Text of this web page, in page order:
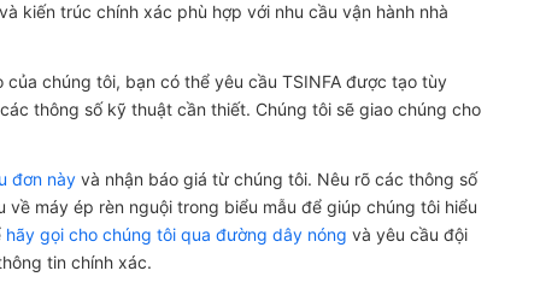
kiến trúc chính xác phù hợp với nhu cầu vận hành nhà
chúng tôi, bạn có thể yêu cầu TSINFA được tạo tùy
thông số kỹ thuật cần thiết. Chúng tôi sẽ giao chúng cho
đơn này và nhận báo giá từ chúng tôi. Nêu rõ các thông số
máy ép rèn nguội trong biểu mẫu để giúp chúng tôi hiểu
hãy gọi cho chúng tôi qua đường dây nóng và yêu cầu đội
tin chính xác.